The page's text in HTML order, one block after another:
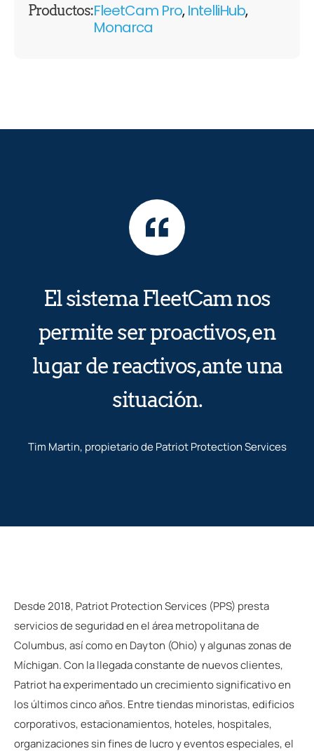
Productos:FleetCam Pro,IntelliHub,
Monarca
El sistema FleetCam nos
permite ser proactivos, en
lugar de reactivos, ante una
situación.
Tim Martin, propietario de Patriot Protection Services
Desde 2018, Patriot Protection Services (PPS) presta
servicios de seguridad en el área metropolitana de
Columbus, así como en Dayton (Ohio) y algunas zonas de
Míchigan. Con la llegada constante de nuevos clientes,
Patriot ha experimentado un crecimiento significativo en
los últimos cinco años. Entre tiendas minoristas, edificios
corporativos, estacionamientos, hoteles, hospitales,
organizaciones sin fines de lucro y eventos especiales, el